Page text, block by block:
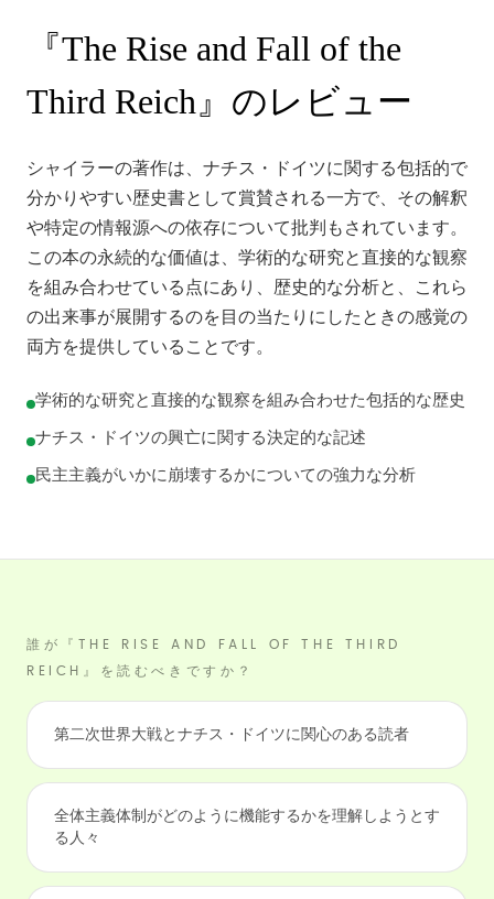
『The Rise and Fall of the
Third Reich』のレビュー
シャイラーの著作は、ナチス・ドイツに関する包括的で
分かりやすい歴史書として賞賛される一方で、その解釈
や特定の情報源への依存について批判もされています。
この本の永続的な価値は、学術的な研究と直接的な観察
を組み合わせている点にあり、歴史的な分析と、これら
の出来事が展開するのを目の当たりにしたときの感覚の
両方を提供していることです。
学術的な研究と直接的な観察を組み合わせた包括的な歴史
ナチス・ドイツの興亡に関する決定的な記述
民主主義がいかに崩壊するかについての強力な分析
誰が『THE RISE AND FALL OF THE THIRD
REICH』を読むべきですか？
第二次世界大戦とナチス・ドイツに関心のある読者
全体主義体制がどのように機能するかを理解しようとす
る人々